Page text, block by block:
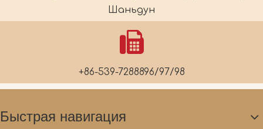
Шаньдун
+86-539-7288896/97/98
Быстрая навигация